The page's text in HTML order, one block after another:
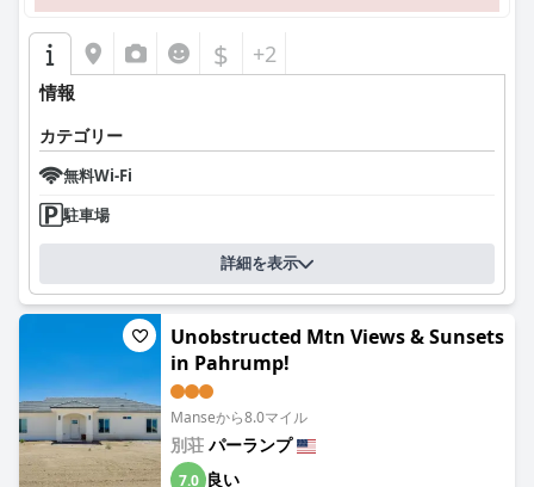
$ +2
情報
カテゴリー
無料Wi-Fi
駐車場
詳細を表示
Unobstructed Mtn Views & Sunsets
in Pahrump!
Manseから8.0マイル
別荘 パーランプ
7.0 良い